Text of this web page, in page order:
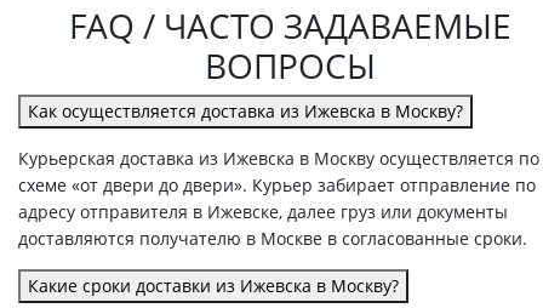
FAQ / ЧАСТО ЗАДАВАЕМЫЕ
ВОПРОСЫ
Как осуществляется доставка из Ижевска в Москву?
Курьерская доставка из Ижевска в Москву осуществляется по
схеме «от двери до двери». Курьер забирает отправление по
адресу отправителя в Ижевске, далее груз или документы
доставляются получателю в Москве в согласованные сроки.
Какие сроки доставки из Ижевска в Москву?